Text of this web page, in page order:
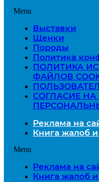
Menu
Выставки
Щенки
Породы
Политика
ПОЛИТИКА
ФАЙЛОВ
СОГЛАСИЕ
Реклама на
Книга жалоб
Menu
Реклама на
Книга жалоб